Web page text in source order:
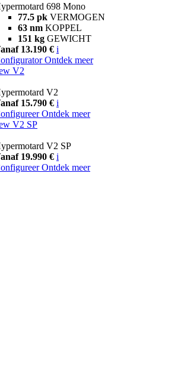
698 Mono
77.5 pk VERMOGEN
63 nm KOPPEL
151 kg GEWICHT
13.190 € i
Ontdek meer
V2
V2
15.790 € i
Ontdek meer
V2 SP
V2 SP
19.990 € i
Ontdek meer